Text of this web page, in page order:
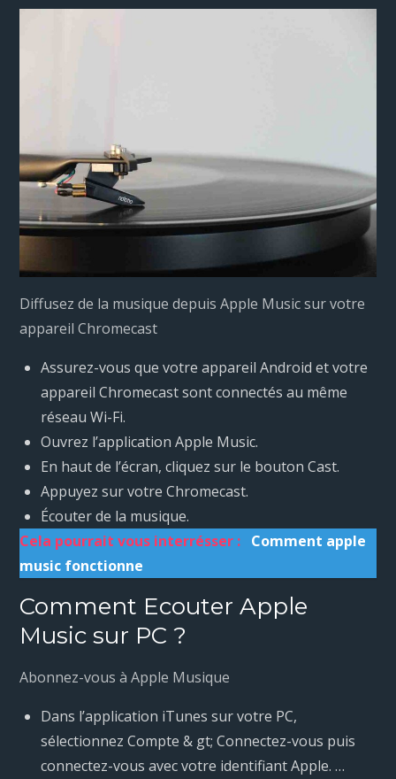
Diffusez de la musique depuis Apple Music sur votre
appareil Chromecast
Assurez-vous que votre appareil Android et votre
appareil Chromecast sont connectés au même
réseau Wi-Fi.
Ouvrez l’application Apple Music.
En haut de l’écran, cliquez sur le bouton Cast.
Appuyez sur votre Chromecast.
Écouter de la musique.
Cela pourrait vous interrésser : Comment apple
music fonctionne
Comment Ecouter Apple
Music sur PC ?
Abonnez-vous à Apple Musique
Dans l’application iTunes sur votre PC,
sélectionnez Compte & gt; Connectez-vous puis
connectez-vous avec votre identifiant Apple. …